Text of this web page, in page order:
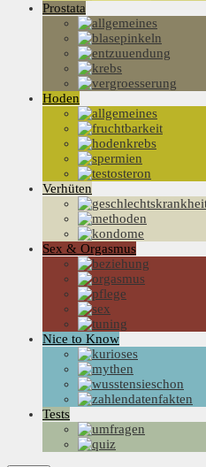
Prostata
Hoden
Verhüten
Sex & Orgasmus
Nice to Know
Tests